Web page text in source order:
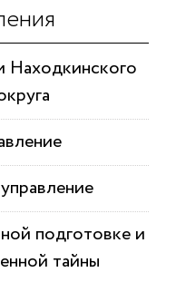
Находкинского
подготовке и
тайны